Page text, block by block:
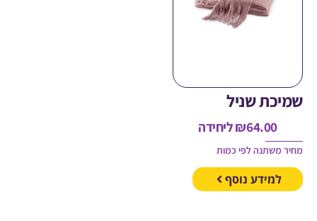
שניל
₪ליחידה
לפי כמות
נוסף